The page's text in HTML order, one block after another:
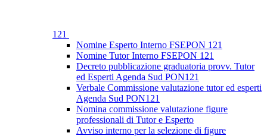
121
Nomine Esperto Interno FSEPON 121
Nomine Tutor Interno FSEPON 121
Decreto pubblicazione graduatoria provv. Tutor
ed Esperti Agenda Sud PON121
Verbale Commissione valutazione tutor ed esperti
Agenda Sud PON121
Nomina commissione valutazione figure
professionali di Tutor e Esperto
Avviso interno per la selezione di figure